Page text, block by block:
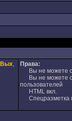
Вых,
Права:
Вы не можете
Вы не можете
пользователей
HTML вкл.
Спецразметка